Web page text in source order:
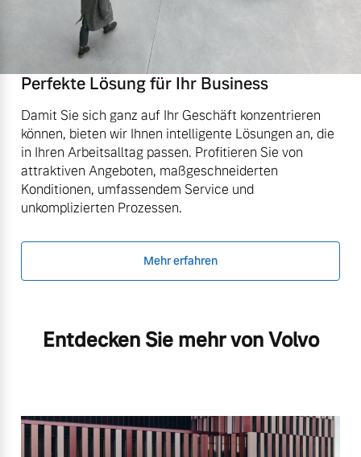
Perfekte Lösung für Ihr Business
Damit Sie sich ganz auf Ihr Geschäft konzentrieren
können, bieten wir Ihnen intelligente Lösungen an, die
in Ihren Arbeitsalltag passen. Profitieren Sie von
attraktiven Angeboten, maßgeschneiderten
Konditionen, umfassendem Service und
unkomplizierten Prozessen.
Mehr erfahren
Entdecken Sie mehr von Volvo